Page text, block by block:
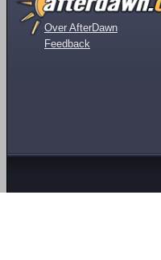
Over AfterDawn
Feedback